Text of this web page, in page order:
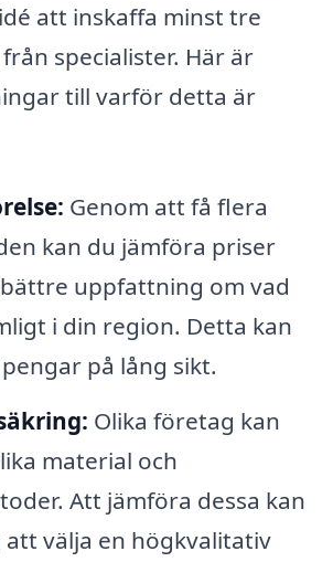
att inskaffa minst tre
specialister. Här är
till varför detta är
Genom att få flera
kan du jämföra priser
uppfattning om vad
i din region. Detta kan
på lång sikt.
Olika företag kan
material och
Att jämföra dessa kan
att välja en högkvalitativ